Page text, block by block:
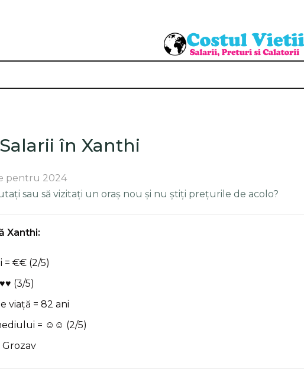
în Xanthi
pentru 2024
sau să vizitați un oraș nou și nu știți prețurile de acolo?
Xanthi:
= €€ (2/5)
(3/5)
viață = 82 ani
= ☺☺ (2/5)